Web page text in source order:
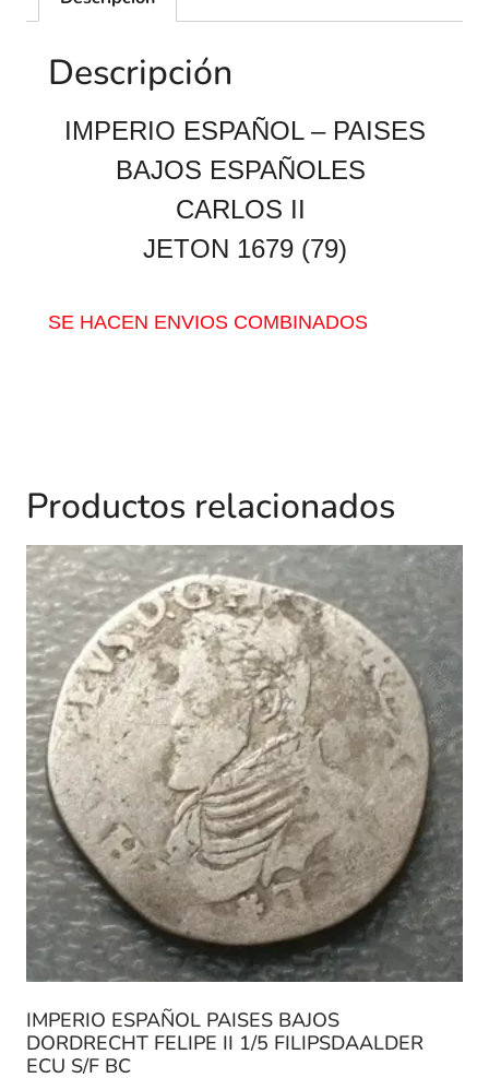
Descripción
IMPERIO ESPAÑOL – PAISES
BAJOS ESPAÑOLES
CARLOS II
JETON 1679 (79)
SE HACEN ENVIOS COMBINADOS
Productos relacionados
IMPERIO ESPAÑOL PAISES BAJOS
DORDRECHT FELIPE II 1/5 FILIPSDAALDER
ECU S/F BC